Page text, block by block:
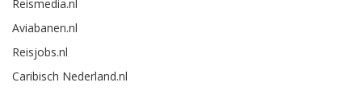
Reismedia.nl
Aviabanen.nl
Reisjobs.nl
Caribisch Nederland.nl